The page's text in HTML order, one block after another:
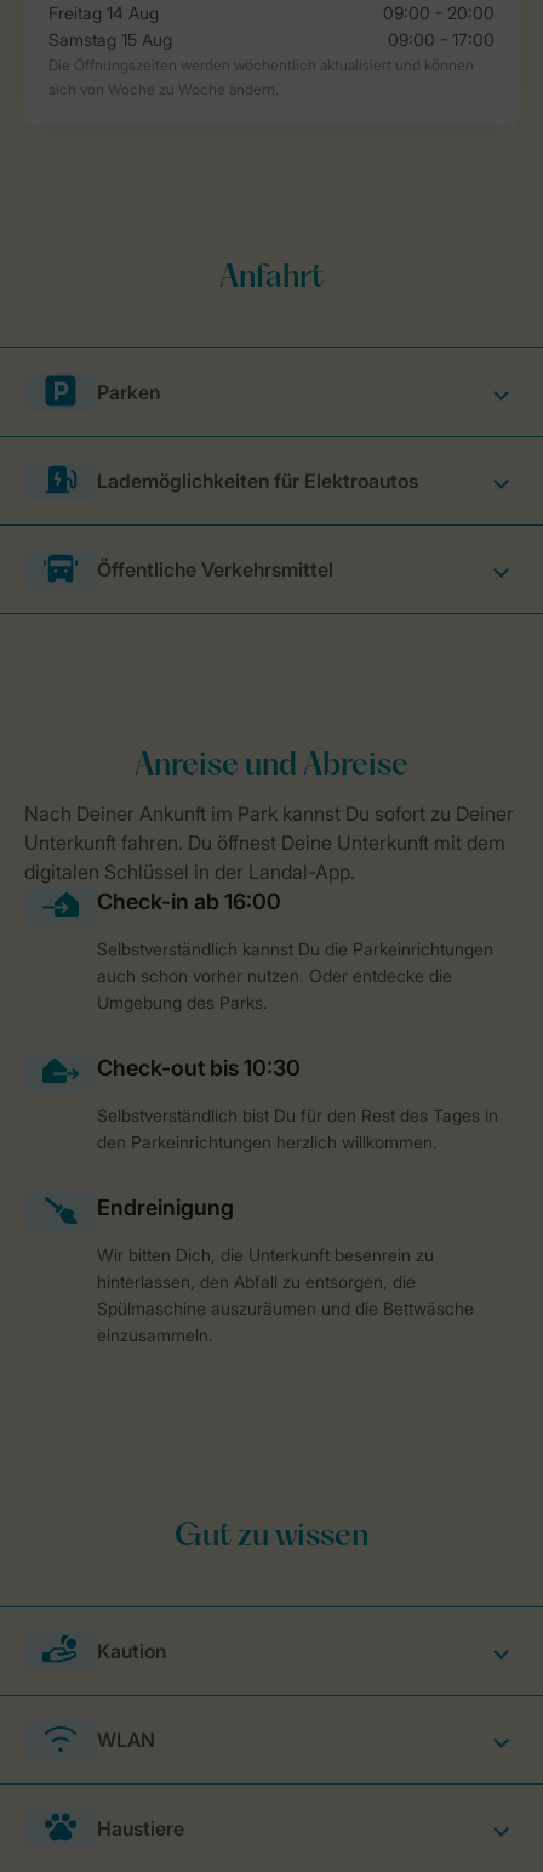
Parken
Lademöglichkeiten für Elektroautos
Öffentliche Verkehrsmittel
Selbstverständlich kannst Du die Parkeinrichtungen
auch schon vorher nutzen. Oder entdecke die
Umgebung des Parks.
Selbstverständlich bist Du für den Rest des Tages in
den Parkeinrichtungen herzlich willkommen.
Wir bitten Dich, die Unterkunft besenrein zu
hinterlassen, den Abfall zu entsorgen, die
Spülmaschine auszuräumen und die Bettwäsche
einzusammeln.
Kaution
WLAN
Haustiere